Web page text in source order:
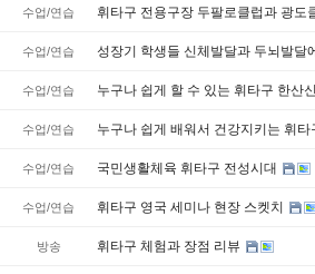
수업/연습 휘타구 전용구장 두팔로클럽과 광도
수업/연습 성장기 학생들 신체발달과 두뇌발달
수업/연습 누구나 쉽게 할 수 있는 휘타구 한산
수업/연습 누구나 쉽게 배워서 건강지키는 휘타
수업/연습 국민생활체육 휘타구 전성시대
수업/연습 휘타구 영국 세미나 현장 스켓치
방송 휘타구 체험과 장점 리뷰